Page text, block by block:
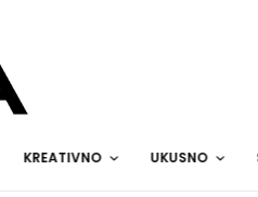
KREATIVNO UKUSNO